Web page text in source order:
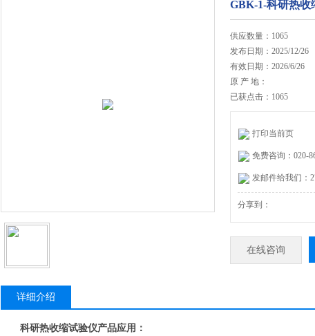
GBK-1-科研热收
供应数量：1065
发布日期：2025/12/26
有效日期：2026/6/26
原 产 地：
已获点击：1065
打印当前页
免费咨询：020-
发邮件给我们：
分享到：
在线咨询
详细介绍
科研热收缩试验仪产品应用：